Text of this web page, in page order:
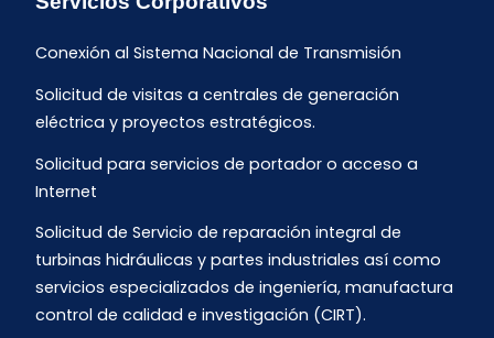
Conexión al Sistema Nacional de Transmisión
Solicitud de visitas a centrales de generación
eléctrica y proyectos estratégicos.
Solicitud para servicios de portador o acceso a
Internet
Solicitud de Servicio de reparación integral de
turbinas hidráulicas y partes industriales así como
servicios especializados de ingeniería, manufactura
control de calidad e investigación (CIRT).